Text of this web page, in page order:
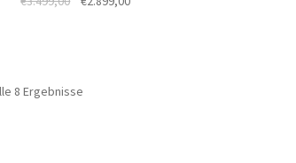
8 Ergebnisse